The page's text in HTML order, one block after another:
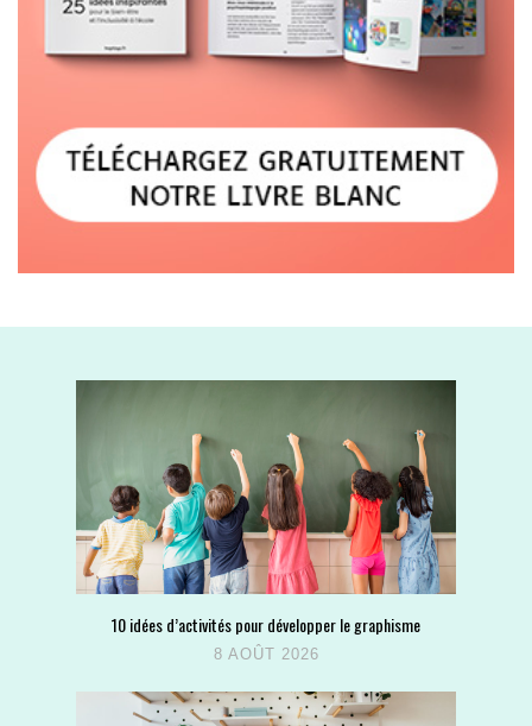
10 idées d’activités pour développer le graphisme
8 AOÛT 2026